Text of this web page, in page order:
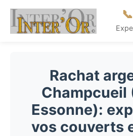
Rachat
Champcueil
Essonne):
vos couverts